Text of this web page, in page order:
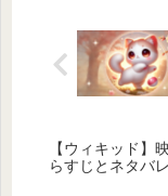
【ウィキッド】
らすじとネタバ